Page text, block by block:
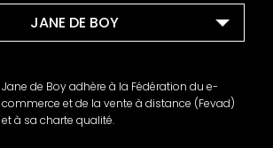
JANE DE BOY
Jane de Boy adhère à la Fédération du e-
commerce et de la vente à distance (Fevad)
et à sa charte qualité.